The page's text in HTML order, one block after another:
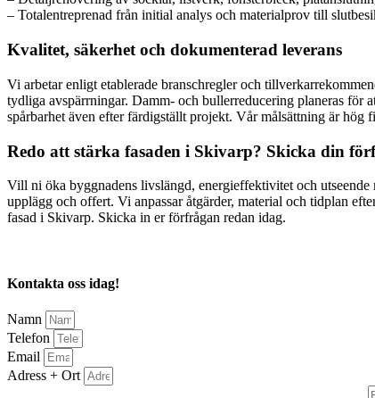
– Totalentreprenad från initial analys och materialprov till
Kvalitet, säkerhet och dokumenterad leverans
Vi arbetar enligt etablerade branschregler och
tydliga avspärrningar. Damm- och bullerreducering planeras för
spårbarhet även efter färdigställt projekt. Vår målsättning är hög
Redo att stärka fasaden i Skivarp? Skicka din
Vill ni öka byggnadens livslängd, energieffektivitet och
upplägg och offert. Vi anpassar åtgärder, material och tidplan
fasad i Skivarp. Skicka in er förfrågan redan idag.
Kontakta oss idag!
Namn
Telefon
Email
Adress + Ort